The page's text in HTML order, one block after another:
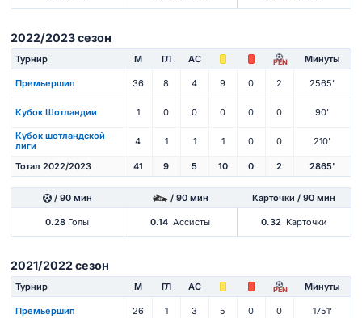
2022/2023 сезон
Турнир М ГЛ АС PEN Минуты
Премьершип 36 8 4 9 0 2 2565'
Кубок Шотландии 1 0 0 0 0 0 90'
Кубок шотландской
лиги
4 1 1 1 0 0 210'
Тотал 2022/2023 41 9 5 10 0 2 2865'
/ 90 мин / 90 мин Карточки / 90 мин
0.28 Голы 0.14 Ассисты 0.32 Карточки
2021/2022 сезон
Турнир М ГЛ АС PEN Минуты
Премьершип 26 1 3 5 0 0 1751'